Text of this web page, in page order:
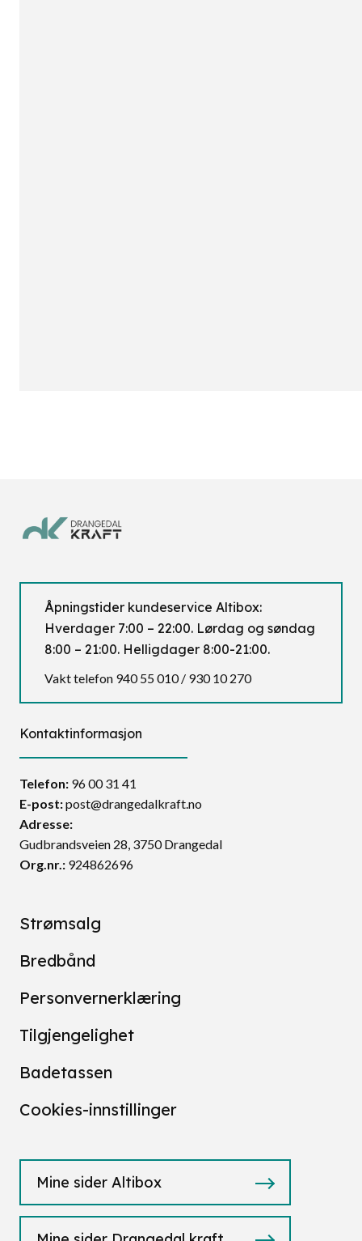
Åpningstider kundeservice Altibox:
Hverdager 7:00 – 22:00. Lørdag og søndag
8:00 – 21:00. Helligdager 8:00-21:00.
Vakt telefon 940 55 010 / 930 10 270
Kontaktinformasjon
Telefon: 96 00 31 41
E-post:post@drangedalkraft.no
Adresse:
Gudbrandsveien 28, 3750 Drangedal
Org.nr.: 924862696
Strømsalg
Bredbånd
Personvernerklæring
Tilgjengelighet
Badetassen
Cookies-innstillinger
Mine sider Altibox